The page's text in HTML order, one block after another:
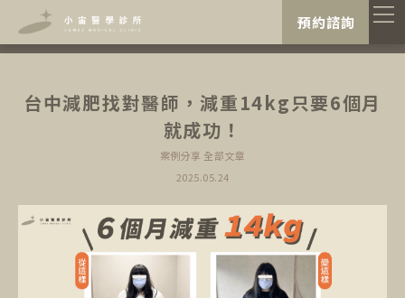
預約諮詢
台中減肥找對醫師，減重14kg只要6個月
就成功！
案例分享 全部文章
2025.05.24